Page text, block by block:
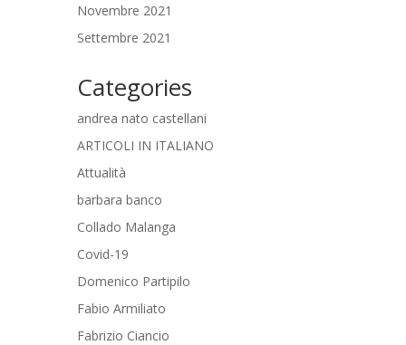
Novembre 2021
Settembre 2021
Categories
andrea nato castellani
ARTICOLI IN ITALIANO
Attualità
barbara banco
Collado Malanga
Covid-19
Domenico Partipilo
Fabio Armiliato
Fabrizio Ciancio